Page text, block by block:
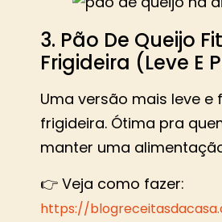
3. Pão De Queijo
Frigideira (Leve E
Uma versão mais leve e
frigideira. Ótima pra
manter uma
👉 Veja como fazer:
https://